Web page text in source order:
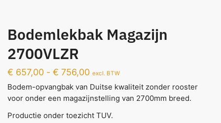
Bodemlekbak Magazijn
2700VLZR
€ 657,00 - € 756,00 excl. BTW
Bodem-opvangbak van Duitse kwaliteit zonder rooster
voor onder een magazijnstelling van 2700mm breed.
Productie onder toezicht TUV.